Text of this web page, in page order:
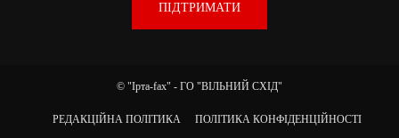
ПІДТРИМАТИ
© "Ірта-fax" - ГО "ВІЛЬНИЙ СХІД"
РЕДАКЦІЙНА ПОЛІТИКА ПОЛІТИКА КОНФІДЕНЦІЙНОСТІ